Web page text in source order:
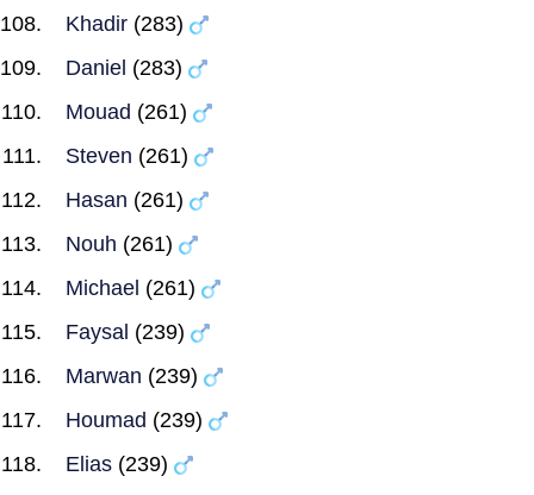
Khadir (283)
Daniel (283)
Mouad (261)
Steven (261)
Hasan (261)
Nouh (261)
Michael (261)
Faysal (239)
Marwan (239)
Houmad (239)
Elias (239)